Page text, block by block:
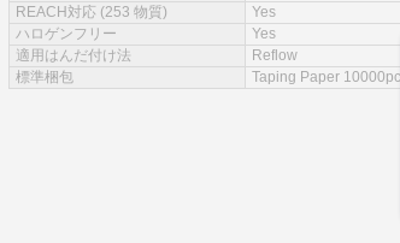
REACH対応 (253 物質)
Yes
ハロゲンフリー
Yes
適用はんだ付け法
Reflow
標準梱包
Taping Paper